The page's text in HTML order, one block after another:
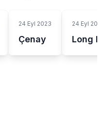
24 Eyl 2023
Çenay
24 Eyl 2023
Long